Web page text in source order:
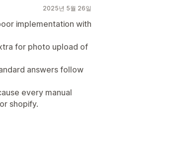
2025년 5월 26일
implementation with
for photo upload of
answers follow
every manual
shopify.